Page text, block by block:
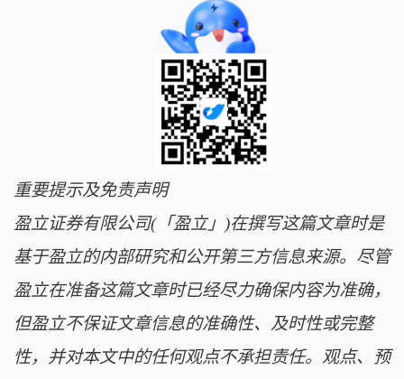
重要提示及免责声明
盈立证券有限公司(「盈立」)在撰写这篇文章时是
基于盈立的内部研究和公开第三方信息来源。尽管
盈立在准备这篇文章时已经尽力确保内容为准确，
但盈立不保证文章信息的准确性、及时性或完整
性，并对本文中的任何观点不承担责任。观点、预